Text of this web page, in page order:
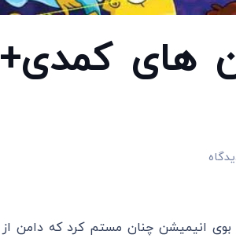
های کمدی+
انیمیشن چنان مستم کرد که دامن از